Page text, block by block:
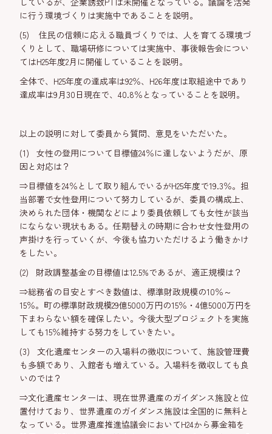
に行う環境づくりは実施中であることを説明。
(5) 住民の信頼に応える職員づくりでは、人を育てる環境づ
くりとして、職場研修については実施中、事後報告会につい
てはH25年度2月に開催していることを説明。
全体で、H25年度の達成率は92％、H26年度は取組途中であり
達成率は9月30日現在で、40.8％となっていることを説明。
以上の説明に対して委員から質問、意見をいただいた。
(1) 女性の登用について目標値24％に達しないようだが、原
因と対応は？
⇒目標値を24％として取り組んでいるがH25年度で19.3％。担
当部署で女性登用について努力しているが、委員の構成上、
決められた団体・機関などにより委員依頼しても女性が該当
にならない現状もある。任期替えの時期に合わせ女性登用の
声掛けを行っていくが、今後も協力いただけるよう働きかけ
をしたい。
(2) 財政調整基金の目標値は12.5%であるが、適正規模は？
⇒総務省の目安とすべき数値は、標準財政規模の10％～
15％。町の標準財政規模29億5000万円の15％・4億5000万円を
下まわらない額を確保したい。今後大型プロジェクトを実施
しても15％維持する努力をしていきたい。
(3) 文化遺産センターの入場料の徴収について、施設管理費
も多額であり、入館者も増えている。入場料を徴収しても良
いのでは？
⇒文化遺産センターは、現在世界遺産のガイダンス施設と位
置付けており、世界遺産のガイダンス施設は全国的に無料と
なっている。世界遺産推進協議会においてH24から募金箱を